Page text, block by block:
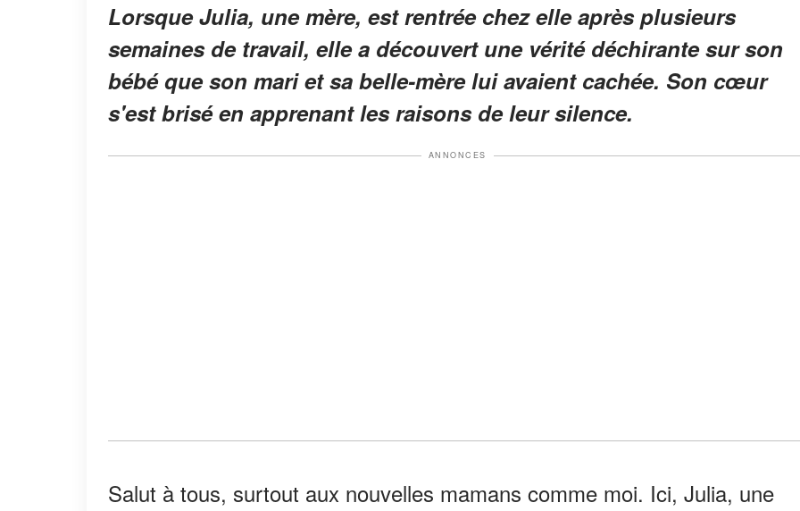
Lorsque Julia, une mère, est rentrée chez elle après plusieurs
semaines de travail, elle a découvert une vérité déchirante sur son
bébé que son mari et sa belle-mère lui avaient cachée. Son cœur
s'est brisé en apprenant les raisons de leur silence.
ANNONCES
Salut à tous, surtout aux nouvelles mamans comme moi. Ici, Julia, une